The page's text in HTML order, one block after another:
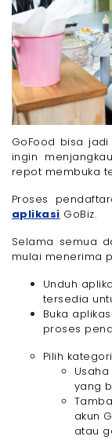
GoFood bisa
ingin
repot membuka
Proses
aplikasi GoBiz.
Selama semua
mulai menerima
Unduh
tersedia
Buka
proses
Pilih
yang
akun
atau